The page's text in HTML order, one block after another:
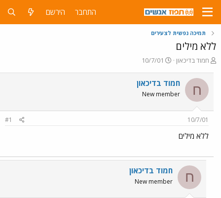
התחבר הירשם
תמיכה נפשית לצעירים
ללא מילים
פ
ח
ה
ו
ש
חמוד בדיכאון
פ
ס
ם
ת
10/7/01
ח חמוד בדיכאון
New member
10/7/01
#1
ללא מילים
ח חמוד בדיכאון
New member